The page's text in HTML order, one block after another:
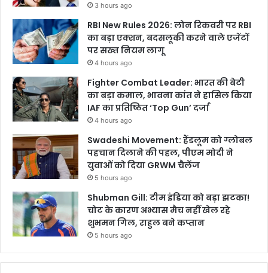
3 hours ago
RBI New Rules 2026: लोन रिकवरी पर RBI
का बड़ा एक्शन, बदसलूकी करने वाले एजेंटों
पर सख्त नियम लागू
4 hours ago
Fighter Combat Leader: भारत की बेटी
का बड़ा कमाल, भावना कांत ने हासिल किया
IAF का प्रतिष्ठित ‘Top Gun’ दर्जा
4 hours ago
Swadeshi Movement: हैंडलूम को ग्लोबल
पहचान दिलाने की पहल, पीएम मोदी ने
युवाओं को दिया GRWM चैलेंज
5 hours ago
Shubman Gill: टीम इंडिया को बड़ा झटका!
चोट के कारण अभ्यास मैच नहीं खेल रहे
शुभमन गिल, राहुल बने कप्तान
5 hours ago